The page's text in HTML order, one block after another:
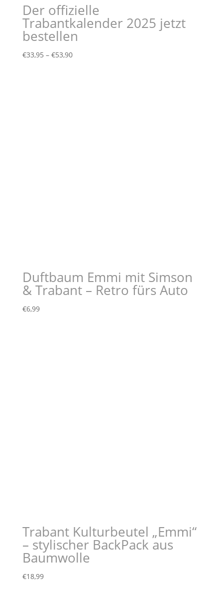
Der offizielle
Trabantkalender 2025 jetzt
bestellen
€33,95 – €53,90Preisspanne:
Duftbaum Emmi mit Simson
& Trabant – Retro fürs Auto
€6,99
Trabant Kulturbeutel „Emmi“
– stylischer BackPack aus
Baumwolle
€18,99